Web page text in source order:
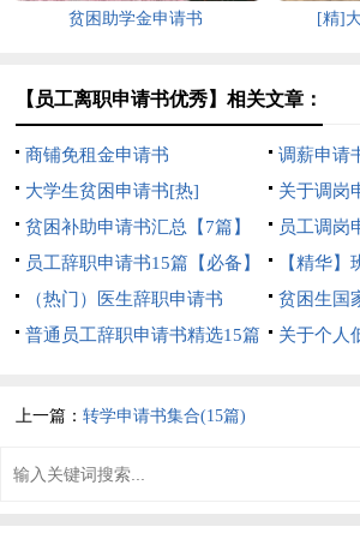
贫困助学金申请书 [精]
【员工离职申请书优秀】相关文章：
商铺免租金申请书
调薪申请
大学生贫困申请书[热]
关于调岗
贫困补助申请书汇总【7篇】
员工调岗
员工辞职申请书15篇【必备】
【精华
（热门）医生辞职申请书
贫困生国
普通员工辞职申请书精选15篇
关于个人
上一篇：转学申请书集合(15篇)